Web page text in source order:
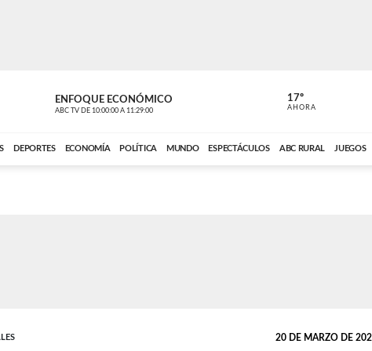
ENFOQUE ECONÓMICO
ABC TV DE 10:00:00 A 11:29:00 ABC CARDINAL
17º
AHORA
DEPORTES ECONOMÍA POLÍTICA MUNDO ESPECTÁCULOS ABC RURAL JUEGOS
20 DE MARZO DE